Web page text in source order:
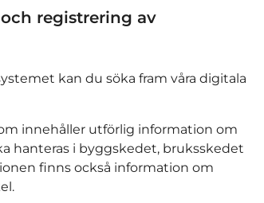
registrering av
kan du söka fram våra digitala
innehåller utförlig information om
hanteras i byggskedet, bruksskedet
finns också information om